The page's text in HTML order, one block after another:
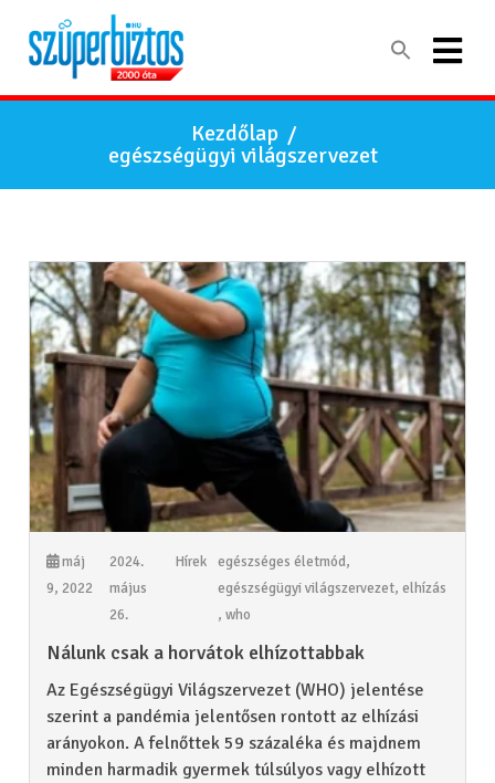
Kezdőlap /
egészségügyi világszervezet
máj
9, 2022
2024.
május
26.
Hírek egészséges életmód,
egészségügyi világszervezet,elhízás
,who
Nálunk csak a horvátok elhízottabbak
Az Egészségügyi Világszervezet (WHO) jelentése
szerint a pandémia jelentősen rontott az elhízási
arányokon. A felnőttek 59 százaléka és majdnem
minden harmadik gyermek túlsúlyos vagy elhízott